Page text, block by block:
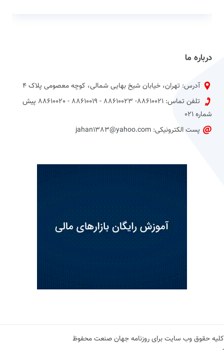
درباره ما
آدرس: تهران، خیابان شیخ بهایی شمالی، کوچه معصومی پلاک 4
تلفن تماس: 88610021- 88610023 - 88610019 - 88610020 پیش
شماره 021
پست الکترونیکی: jahan1383@yahoo.com
کلیه حقوق وب سایت برای روزنامه جهان صنعت محفوظ